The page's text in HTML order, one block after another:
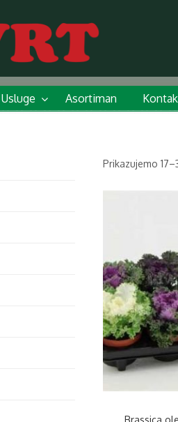
Usluge Asortiman
Prikazujemo
Brassica